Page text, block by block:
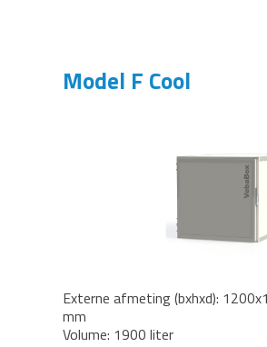
Model F Cool
Externe afmeting (bxhxd):
mm
Volume: 1900 liter